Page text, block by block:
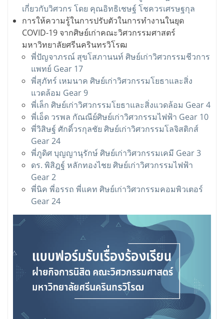
เกี่ยวกับวิศวกร โดย คุณอิทธิเชษฐ์ โชควรเศรษฐกุล
การให้ความรู้ในการปรับตัวในการทำงานในยุด
COVID-19 จากศิษย์เก่าคณะวิศวกรรมศาสตร์
มหาวิทยาลัยศรีนครินทรวิโรฒ
พี่ปัญจาภรณ์ สุขโสภานนท์ ศิษย์เก่าวิศวกรรมชีวการ
แพทย์ Gear 17
พี่สุภัทร์ เหมนาค ศิษย์เก่าวิศวกรรมโยธาและสิ่ง
แวดล้อม Gear 9
พี่เล็ก ศิษย์เก่าวิศวกรรมโยธาและสิ่งแวดล้อม Gear 4
พี่เอ็ด วรพล กัณณีย์ศิษย์เก่าวิศวกรรมไฟฟ้า Gear 10
พี่วิสิษฐ์ ศักดิ์วรกุลชัย ศิษย์เก่าวิศวกรรมโลจิสติกส์
Gear 24
พี่ภูดิศ บุญญานุรักษ์ ศิษย์เก่าวิศวกรรมเคมี Gear 3
ดร. พิสิฎฐ์ หลักทองไชย ศิษย์เก่าวิศวกรรมไฟฟ้า
Gear 2
พี่นิค พี่อรรถ พี่แคท ศิษย์เก่าวิศวกรรมคอมพิวเตอร์
Gear 24